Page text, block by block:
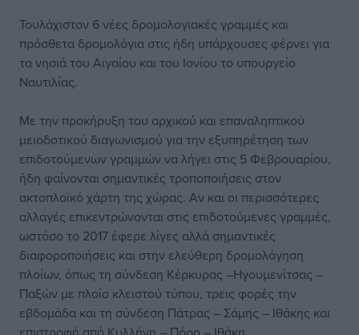
Τουλάχιστον 6 νέες δρομολογιακές γραμμές και
πρόσθετα δρομολόγια στις ήδη υπάρχουσες φέρνει για
τα νησιά του Αιγαίου και του Ιονίου το υπουργείο
Ναυτιλίας.
Με την προκήρυξη του αρχικού και επαναληπτικού
μειοδοτικού διαγωνισμού για την εξυπηρέτηση των
επιδοτούμενων γραμμών να λήγει στις 5 Φεβρουαρίου,
ήδη φαίνονται σημαντικές τροποποιήσεις στον
ακτοπλοϊκό χάρτη της χώρας. Αν και οι περισσότερες
αλλαγές επικεντρώνονται στις επιδοτούμενες γραμμές,
ωστόσο το 2017 έφερε λίγες αλλά σημαντικές
διαφοροποιήσεις και στην ελεύθερη δρομολόγηση
πλοίων, όπως τη σύνδεση Κέρκυρας –Ηγουμενίτσας –
Παξών με πλοίο κλειστού τύπου, τρεις φορές την
εβδομάδα και τη σύνδεση Πάτρας – Σάμης – Ιθάκης και